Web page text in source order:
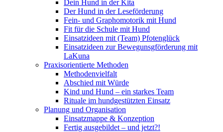
Dein Hund in der Kita
Der Hund in der Leseförderung
Fein- und Graphomotorik mit Hund
Fit für die Schule mit Hund
Einsatzideen mit (Team) Pfotenglück
Einsatzideen zur Bewegunsgförderung mit
LaKuna
Praxisorientierte Methoden
Methodenvielfalt
Abschied mit Würde
Kind und Hund – ein starkes Team
Rituale im hundgestützten Einsatz
Planung und Organisation
Einsatzmappe & Konzeption
Fertig ausgebildet – und jetzt?!